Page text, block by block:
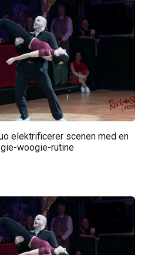
elektrificerer scenen med en
woogie-rutine